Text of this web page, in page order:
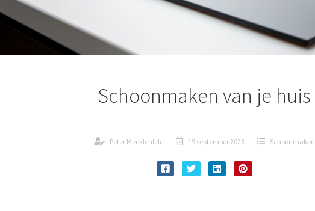
Schoonmaken van je huis
Peter Mecklenfeld 19 september 2023 Schoonmaken